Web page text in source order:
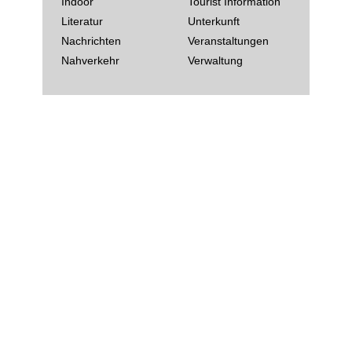
Literatur
Nachrichten
Nahverkehr
Unterkunft
Veranstaltungen
Verwaltung